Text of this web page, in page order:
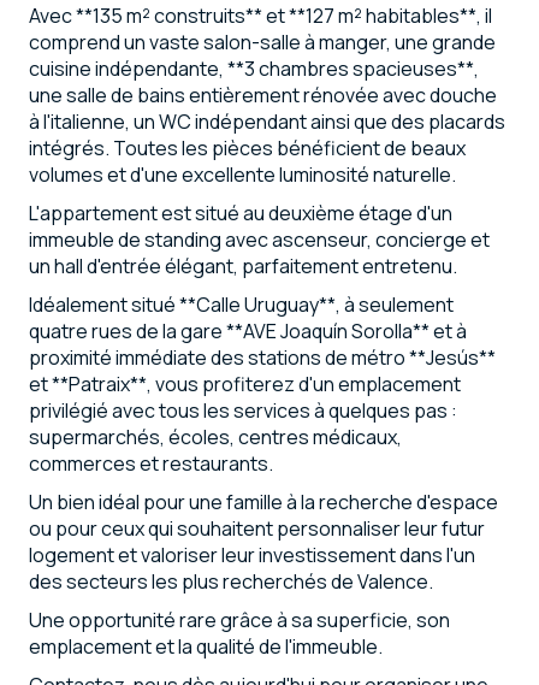
Avec **135 m² construits** et **127 m² habitables**, il
comprend un vaste salon-salle à manger, une grande
cuisine indépendante, **3 chambres spacieuses**,
une salle de bains entièrement rénovée avec douche
à l'italienne, un WC indépendant ainsi que des placards
intégrés. Toutes les pièces bénéficient de beaux
volumes et d'une excellente luminosité naturelle.
L'appartement est situé au deuxième étage d'un
immeuble de standing avec ascenseur, concierge et
un hall d'entrée élégant, parfaitement entretenu.
Idéalement situé **Calle Uruguay**, à seulement
quatre rues de la gare **AVE Joaquín Sorolla** et à
proximité immédiate des stations de métro **Jesús**
et **Patraix**, vous profiterez d'un emplacement
privilégié avec tous les services à quelques pas :
supermarchés, écoles, centres médicaux,
commerces et restaurants.
Un bien idéal pour une famille à la recherche d'espace
ou pour ceux qui souhaitent personnaliser leur futur
logement et valoriser leur investissement dans l'un
des secteurs les plus recherchés de Valence.
Une opportunité rare grâce à sa superficie, son
emplacement et la qualité de l'immeuble.